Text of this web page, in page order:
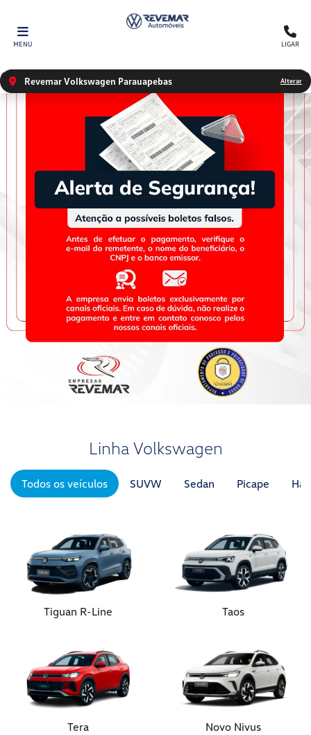
MENU LIGAR
Revemar Volkswagen Parauapebas Alterar
Linha Volkswagen
Todos os veículos SUVW Sedan Picape
Tiguan R-Line Taos
Tera Novo Nivus